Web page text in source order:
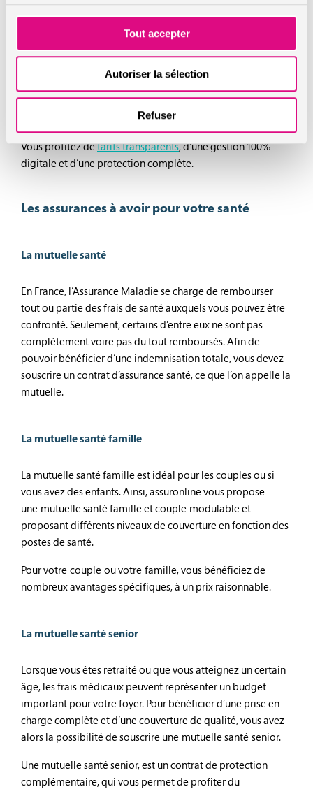
Tout accepter
Autoriser la sélection
Refuser
d’emploi. Concrètement, cela signifie que si l’une ou
plusieurs de ces situations surviennent, l’assureur prend en
charge le remboursement des échéances du prêt. Cela peut
concerner la totalité du prêt, ou seulement une partie, en
Chez assuronline, nous vous proposons une assurance de
prêt immobilier avec notre partenaire Utwin Assurances.
Vous profitez detarifs transparents, d’une gestion 100%
digitale et d’une protection complète.
Les assurances à avoir pour votre santé
La mutuelle santé
En France, l’Assurance Maladie se charge de rembourser
tout ou partie des frais de santé auxquels vous pouvez être
confronté. Seulement, certains d’entre eux ne sont pas
complètement voire pas du tout remboursés. Afin de
pouvoir bénéficier d’une indemnisation totale, vous devez
souscrire un contrat d’assurance santé, ce que l’on appelle la
mutuelle.
La mutuelle santé famille
La mutuelle santé famille est idéal pour les couples ou si
vous avez des enfants. Ainsi, assuronline vous propose
une mutuelle santé famille et couple modulable et
proposant différents niveaux de couverture en fonction des
postes de santé.
Pour votre couple ou votre famille, vous bénéficiez de
nombreux avantages spécifiques, à un prix raisonnable.
La mutuelle santé senior
Lorsque vous êtes retraité ou que vous atteignez un certain
âge, les frais médicaux peuvent représenter un budget
important pour votre foyer. Pour bénéficier d’une prise en
charge complète et d’une couverture de qualité, vous avez
alors la possibilité de souscrire une mutuelle santé senior.
Une mutuelle santé senior, est un contrat de protection
complémentaire, qui vous permet de profiter du